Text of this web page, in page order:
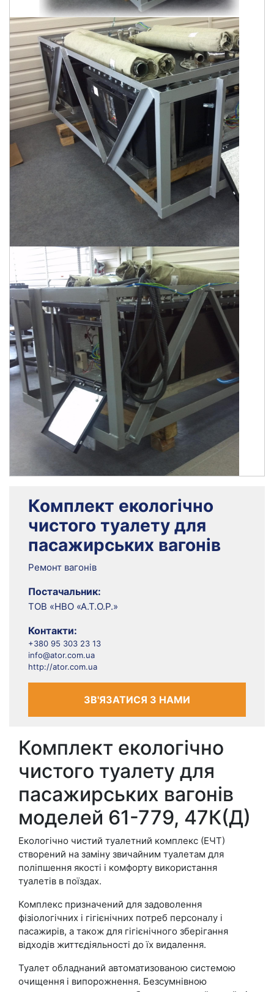
Комплект екологічно
чистого туалету для
пасажирських вагонів
Ремонт вагонів
Постачальник:
ТОВ «НВО «А.Т.О.Р.»
Контакти:
+380 95 303 23 13
info@ator.com.ua
http://ator.com.ua
ЗВ'ЯЗАТИСЯ З НАМИ
Комплект екологічно
чистого туалету для
пасажирських вагонів
моделей 61-779, 47К(Д)
Екологічно чистий туалетний комплекс (ЕЧТ)
створений на заміну звичайним туалетам для
поліпшення якості і комфорту використання
туалетів в поїздах.
Комплекс призначений для задоволення
фізіологічних і гігієнічних потреб персоналу і
пасажирів, а також для гігієнічного зберігання
відходів життєдіяльності до їх видалення.
Туалет обладнаний автоматизованою системою
очищення і випорожнення. Безсумнівною